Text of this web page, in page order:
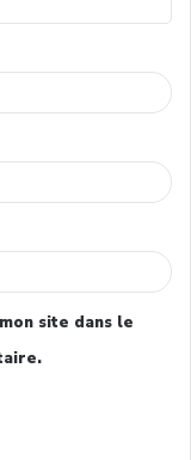
site dans le